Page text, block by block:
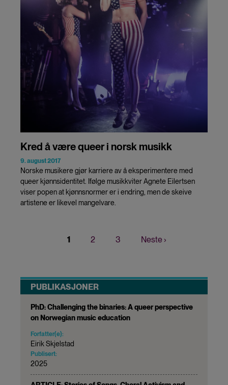
Kred å være queer i norsk musikk
9. august 2017
Norske musikere gjør karriere av å eksperimentere med
queer kjønnsidentitet. Ifølge musikkviter Agnete Eilertsen
viser popen at kjønnsnormer er i endring, men de skeive
artistene er likevel mangelvare.
Nåværende
1 Page
2 Page
3
Neste
Neste ›
PUBLIKASJONER
PhD: Challenging the binaries: A queer perspective
on Norwegian music education
Forfatter(e):
Eirik Skjelstad
Publisert:
2025